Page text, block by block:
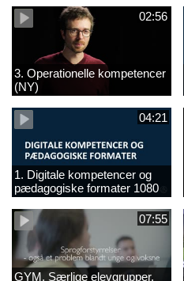
02:56
3. Operationelle kompetencer
(NY)
04:21
1. Digitale kompetencer og
pædagogiske formater 1080
final (ny)
07:55
GYM. Særlige elevgrupper.